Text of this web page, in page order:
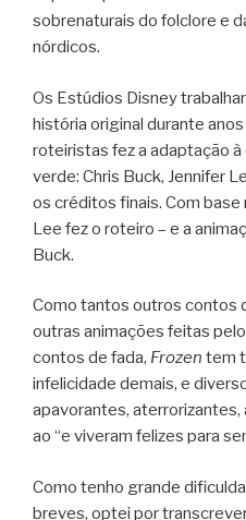
sobrenaturais do folclore e
nórdicos.
Os Estúdios Disney
história original durante
roteiristas fez a adaptação à
verde: Chris Buck, Jennifer
os créditos finais. Com
Lee fez o roteiro – e a
Buck.
Como tantos outros contos
outras animações feitas
contos de fada, Frozen tem
infelicidade demais, e
apavorantes,
ao “e viveram felizes para
Como tenho grande
breves, optei por